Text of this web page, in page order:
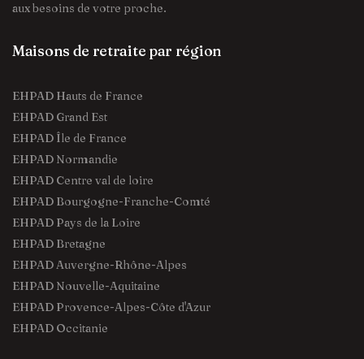
aux besoins de votre proche.
Maisons de retraite par région
EHPAD Hauts de France
EHPAD Grand Est
EHPAD Île de France
EHPAD Normandie
EHPAD Centre val de loire
EHPAD Bourgogne-Franche-Comté
EHPAD Pays de la Loire
EHPAD Bretagne
EHPAD Auvergne-Rhône-Alpes
EHPAD Nouvelle-Aquitaine
EHPAD Provence-Alpes-Côte d'Azur
EHPAD Occitanie